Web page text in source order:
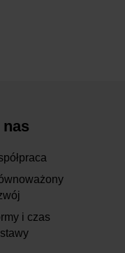
nas
i czas